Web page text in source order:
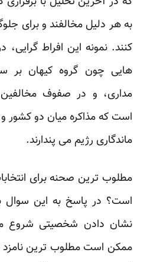
به هر دلیل مخالفند و برای
کنند. نمونه این افراط
هایی چون گروه کیهان بر
مداری، و در صفوف
است که مذاکره میان دو کشور و
ماندگاری رژیم می پندارند.
مطلوب ترین صحنه برای
است؟ در پاسخ به این سوال
نشان دادن شخصیتی شروع
ممکن است مطلوب ترین نامزد